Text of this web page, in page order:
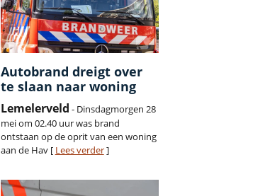
Autobrand dreigt over
te slaan naar woning
Lemelerveld - Dinsdagmorgen 28
mei om 02.40 uur was brand
ontstaan op de oprit van een woning
aan de Hav [ Lees verder]